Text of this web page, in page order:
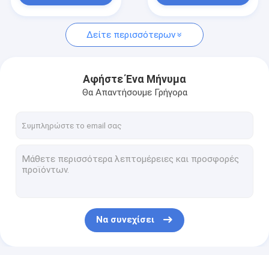
Δείτε περισσότερων
Αφήστε Ένα Μήνυμα
Θα Απαντήσουμε Γρήγορα
Να συνεχίσει